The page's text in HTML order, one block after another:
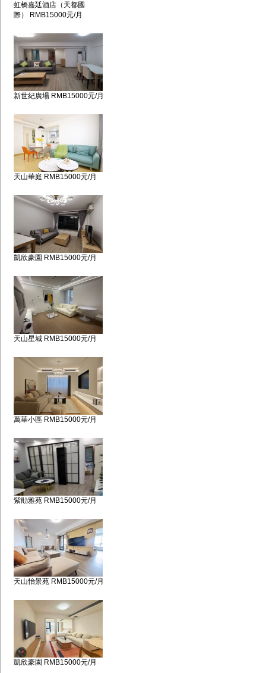
虹橋嘉廷酒店（天都國
際） RMB15000元/月
新世紀廣場 RMB15000元/月
天山華庭 RMB15000元/月
凱欣豪園 RMB15000元/月
天山星城 RMB15000元/月
萬華小區 RMB15000元/月
紫勛雅苑 RMB15000元/月
天山怡景苑 RMB15000元/月
凱欣豪園 RMB15000元/月